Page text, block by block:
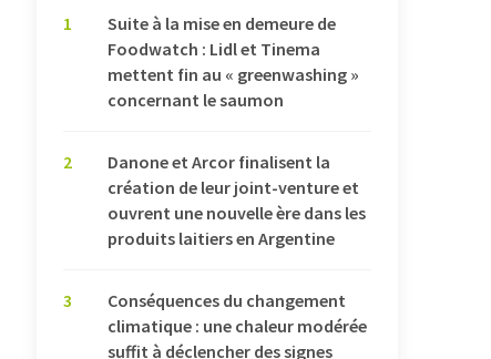
1
Suite à la mise en demeure de
Foodwatch : Lidl et Tinema
mettent fin au « greenwashing »
concernant le saumon
2
Danone et Arcor finalisent la
création de leur joint-venture et
ouvrent une nouvelle ère dans les
produits laitiers en Argentine
3
Conséquences du changement
climatique : une chaleur modérée
suffit à déclencher des signes